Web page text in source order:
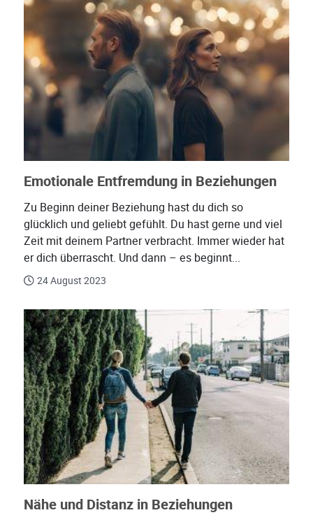
Emotionale Entfremdung in Beziehungen
Zu Beginn deiner Beziehung hast du dich so
glücklich und geliebt gefühlt. Du hast gerne und viel
Zeit mit deinem Partner verbracht. Immer wieder hat
er dich überrascht. Und dann – es beginnt...
24 August 2023
Nähe und Distanz in Beziehungen